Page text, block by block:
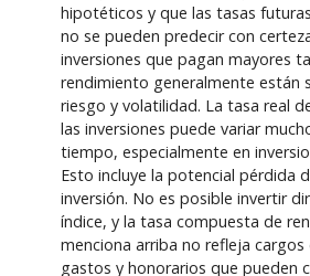
hipotéticos y que las tasas
no se pueden predecir con
inversiones que pagan mayores
rendimiento generalmente están
riesgo y volatilidad. La tasa real
las inversiones puede variar
tiempo, especialmente en
Esto incluye la potencial pérdida
inversión. No es posible invertir
índice, y la tasa compuesta de
menciona arriba no refleja
gastos y honorarios que pueden